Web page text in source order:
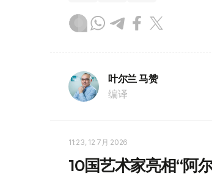
叶尔兰 马赞
编译
11:23, 12 7月 2026
10国艺术家亮相“阿